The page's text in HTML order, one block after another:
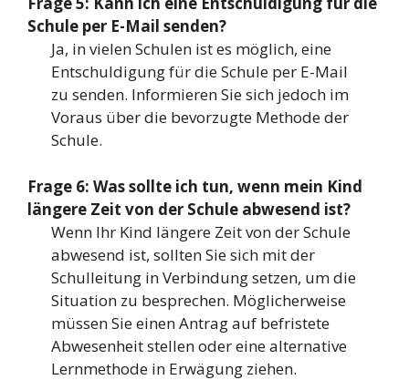
Schule per E-Mail senden?
Ja, in vielen Schulen ist es möglich, eine
Entschuldigung für die Schule per E-Mail
zu senden. Informieren Sie sich jedoch im
Voraus über die bevorzugte Methode der
Schule.
Frage 6: Was sollte ich tun, wenn mein Kind
längere Zeit von der Schule abwesend ist?
Wenn Ihr Kind längere Zeit von der Schule
abwesend ist, sollten Sie sich mit der
Schulleitung in Verbindung setzen, um die
Situation zu besprechen. Möglicherweise
müssen Sie einen Antrag auf befristete
Abwesenheit stellen oder eine alternative
Lernmethode in Erwägung ziehen.